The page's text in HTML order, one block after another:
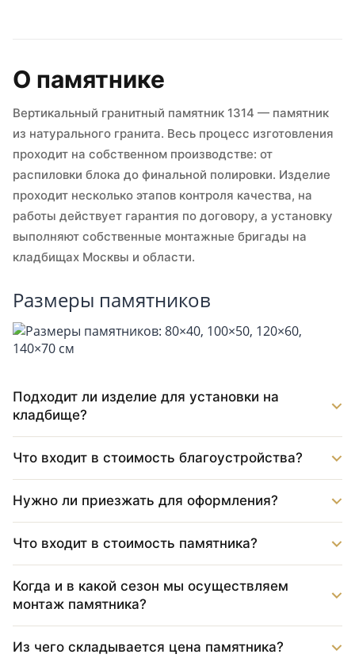
О памятнике
Вертикальный гранитный памятник 1314 — памятник
из натурального гранита. Весь процесс изготовления
проходит на собственном производстве: от
распиловки блока до финальной полировки. Изделие
проходит несколько этапов контроля качества, на
работы действует гарантия по договору, а установку
выполняют собственные монтажные бригады на
кладбищах Москвы и области.
Размеры памятников
Подходит ли изделие для установки на
кладбище?
Что входит в стоимость благоустройства?
Нужно ли приезжать для оформления?
Что входит в стоимость памятника?
Когда и в какой сезон мы осуществляем
монтаж памятника?
Из чего складывается цена памятника?